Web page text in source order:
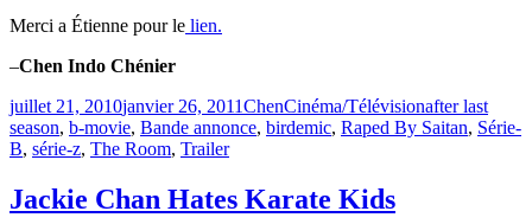
Merci a Étienne pour le lien.
–Chen Indo Chénier
Publié
le
juillet 21, 2010janvier 26, 2011ChenCatégories
Cinéma/TélévisionÉtiquettes
after last
season, b-movie, Bande annonce, birdemic, Raped By Saitan, Série-
B, série-z, The Room, Trailer
Jackie Chan Hates Karate Kids